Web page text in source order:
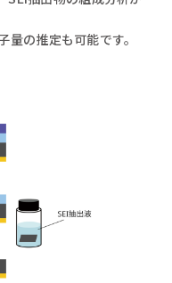
の推定も可能です。